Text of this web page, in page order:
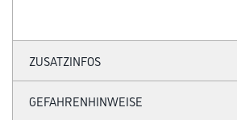
ZUSATZINFOS
GEFAHRENHINWEISE